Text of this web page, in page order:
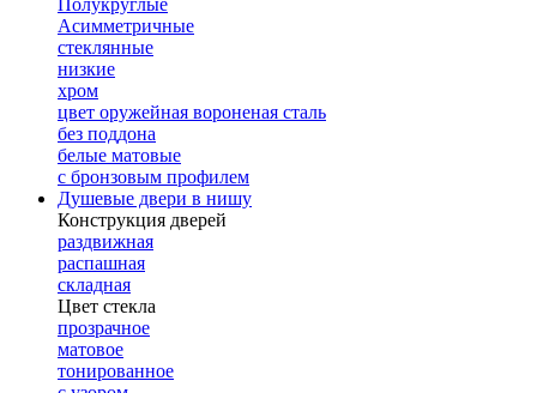
Полукруглые
Асимметричные
стеклянные
низкие
хром
цвет оружейная вороненая сталь
без поддона
белые матовые
с бронзовым профилем
Душевые двери в нишу
Конструкция дверей
раздвижная
распашная
складная
Цвет стекла
прозрачное
матовое
тонированное